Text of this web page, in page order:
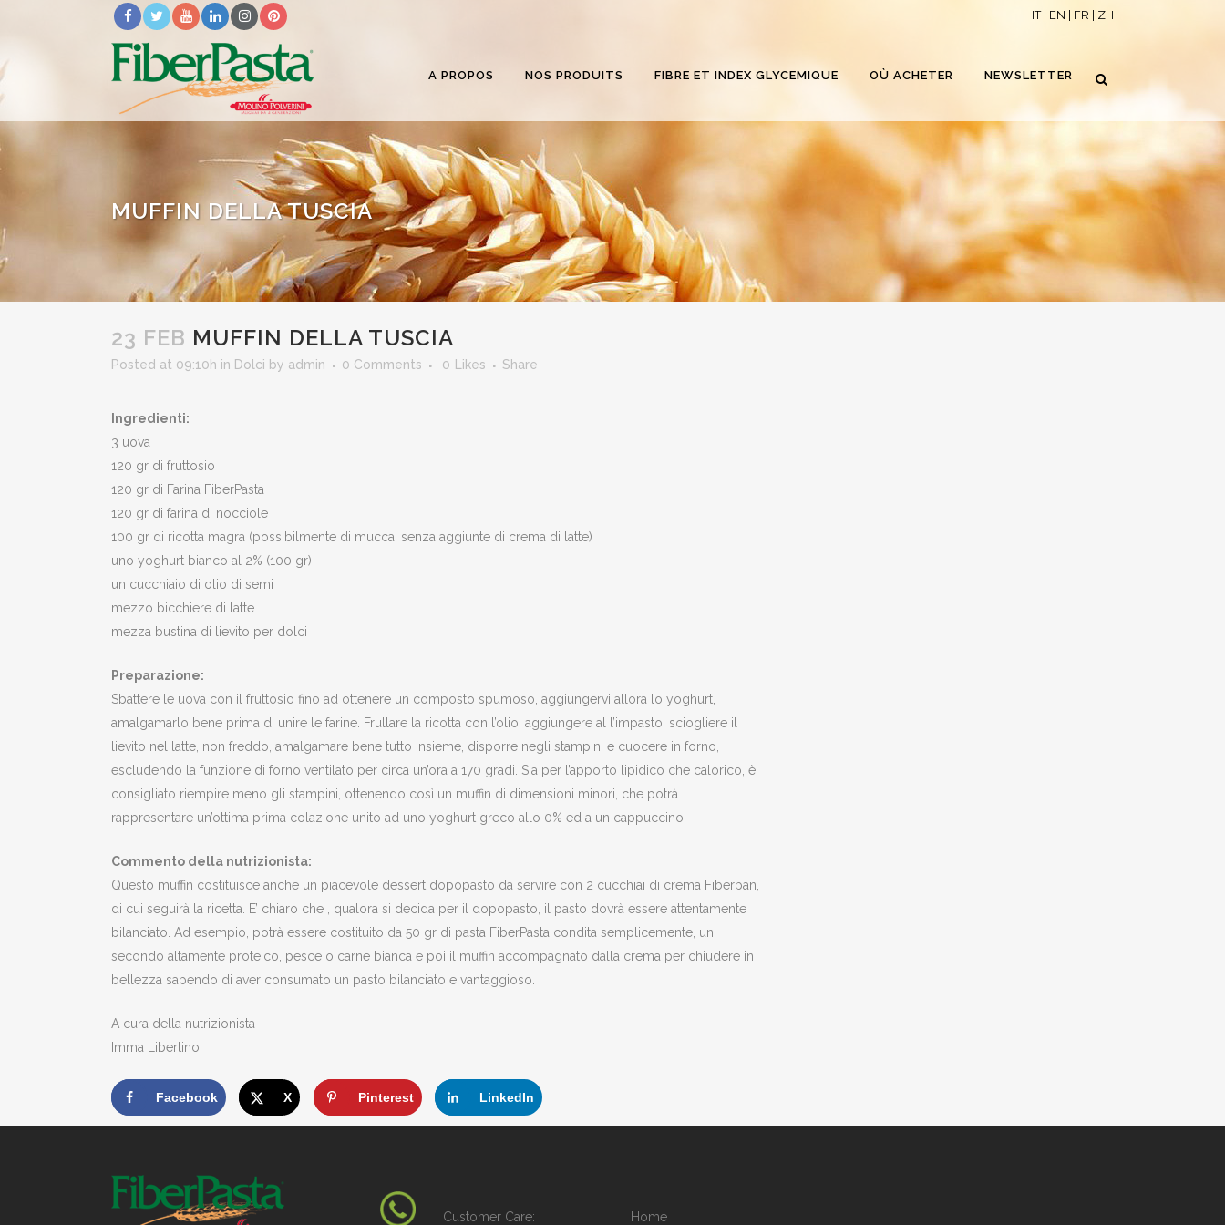
IT| EN FR ZH
A PROPOS NOS PRODUITS FIBRE ET INDEX GLYCEMIQUE OÙ ACHETER NEWSLETTER
MUFFIN DELLA TUSCIA
23 FEB MUFFIN DELLA TUSCIA
Posted at 09:10h in Dolci by admin 0 Comments 0 Likes Share
Ingredienti:
3 uova
120 gr di fruttosio
120 gr di Farina FiberPasta
120 gr di farina di nocciole
100 gr di ricotta magra (possibilmente di mucca, senza aggiunte di crema di latte)
uno yoghurt bianco al 2% (100 gr)
un cucchiaio di olio di semi
mezzo bicchiere di latte
mezza bustina di lievito per dolci
Preparazione:
Sbattere le uova con il fruttosio fino ad ottenere un composto spumoso, aggiungervi allora lo yoghurt,
amalgamarlo bene prima di unire le farine. Frullare la ricotta con l’olio, aggiungere al l’impasto, sciogliere il
lievito nel latte, non freddo, amalgamare bene tutto insieme, disporre negli stampini e cuocere in forno,
escludendo la funzione di forno ventilato per circa un’ora a 170 gradi. Sia per l’apporto lipidico che calorico, è
consigliato riempire meno gli stampini, ottenendo così un muffin di dimensioni minori, che potrà
rappresentare un’ottima prima colazione unito ad uno yoghurt greco allo 0% ed a un cappuccino.
Commento della nutrizionista:
Questo muffin costituisce anche un piacevole dessert dopopasto da servire con 2 cucchiai di crema Fiberpan,
di cui seguirà la ricetta. E’ chiaro che , qualora si decida per il dopopasto, il pasto dovrà essere attentamente
bilanciato. Ad esempio, potrà essere costituito da 50 gr di pasta FiberPasta condita semplicemente, un
secondo altamente proteico, pesce o carne bianca e poi il muffin accompagnato dalla crema per chiudere in
bellezza sapendo di aver consumato un pasto bilanciato e vantaggioso.
A cura della nutrizionista
Imma Libertino
Facebook X Pinterest LinkedIn
Customer Care: Home